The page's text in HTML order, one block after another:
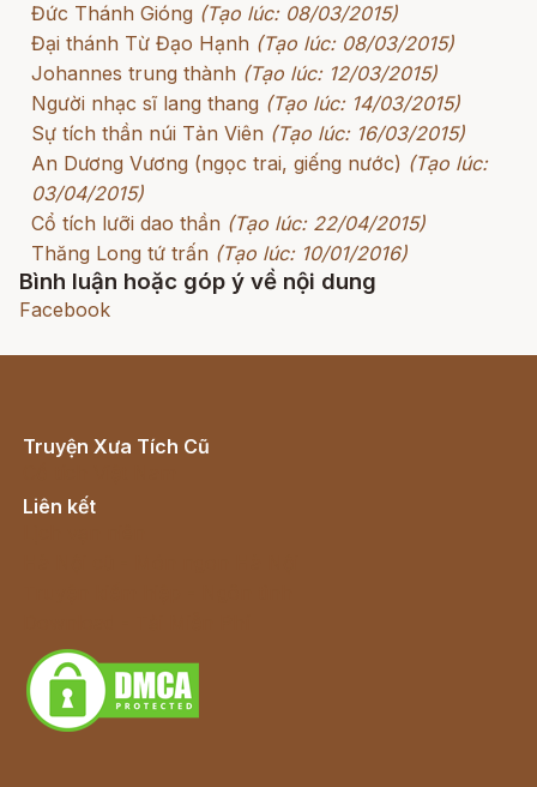
Đức Thánh Gióng (Tạo lúc: 08/03/2015)
Đại thánh Từ Đạo Hạnh (Tạo lúc: 08/03/2015)
Johannes trung thành (Tạo lúc: 12/03/2015)
Người nhạc sĩ lang thang (Tạo lúc: 14/03/2015)
Sự tích thần núi Tản Viên (Tạo lúc: 16/03/2015)
An Dương Vương (ngọc trai, giếng nước) (Tạo lúc:
03/04/2015)
Cổ tích lưỡi dao thần (Tạo lúc: 22/04/2015)
Thăng Long tứ trấn (Tạo lúc: 10/01/2016)
Bình luận hoặc góp ý về nội dung
Facebook
Truyện Xưa Tích Cũ
Liên kết